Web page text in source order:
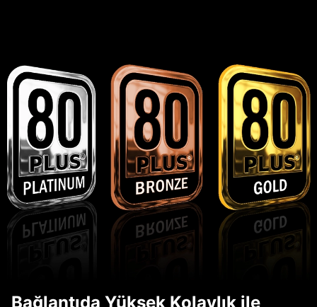
Bağlantıda Yüksek Kolaylık ile